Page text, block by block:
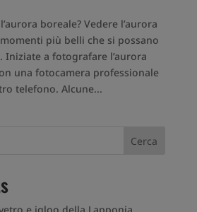
boreale? Vedere l’aurora
più belli che si possano
Iniziate a fotografare l’aurora
una fotocamera professionale
telefono. Alcune...
Cerca